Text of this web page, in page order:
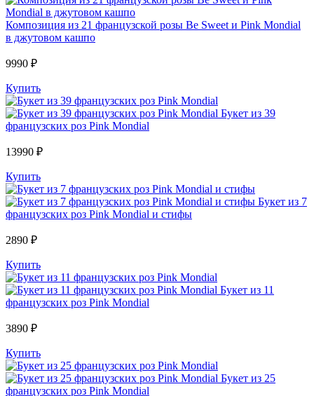
Композиция из 21 французской розы Be Sweet и Pink Mondial
в джутовом кашпо
9990 ₽
Купить
Букет из 39
французских роз Pink Mondial
13990 ₽
Купить
Букет из 7
французских роз Pink Mondial и стифы
2890 ₽
Купить
Букет из 11
французских роз Pink Mondial
3890 ₽
Купить
Букет из 25
французских роз Pink Mondial